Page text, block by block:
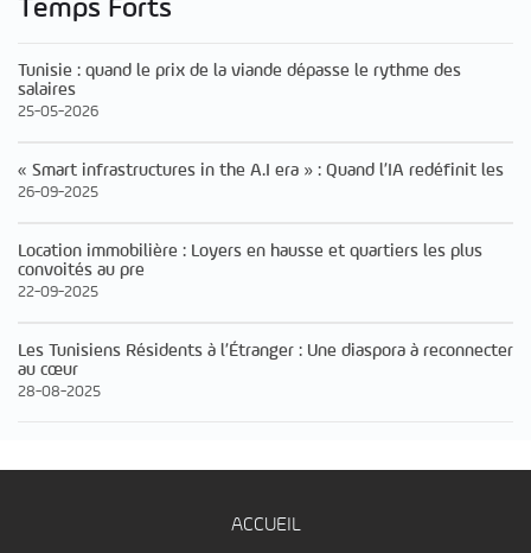
Temps Forts
Tunisie : quand le prix de la viande dépasse le rythme des
salaires
25-05-2026
« Smart infrastructures in the A.I era » : Quand l’IA redéfinit les
26-09-2025
Location immobilière : Loyers en hausse et quartiers les plus
convoités au pre
22-09-2025
Les Tunisiens Résidents à l’Étranger : Une diaspora à reconnecter
au cœur
28-08-2025
ACCUEIL